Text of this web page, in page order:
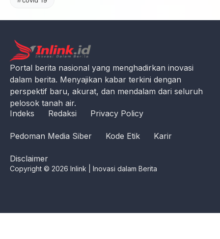
Portal berita nasional yang menghadirkan inovasi
dalam berita. Menyajikan kabar terkini dengan
perspektif baru, akurat, dan mendalam dari seluruh
pelosok tanah air.
Indeks
Redaksi Privacy Policy
Pedoman Media Siber Kode Etik Karir
Disclaimer
Copyright © 2026 Inlink | Inovasi dalam Berita